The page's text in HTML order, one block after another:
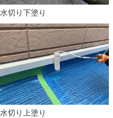
水切り下塗り
水切り上塗り